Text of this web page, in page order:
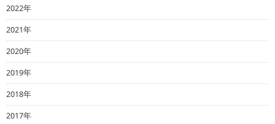
2022年
2021年
2020年
2019年
2018年
2017年